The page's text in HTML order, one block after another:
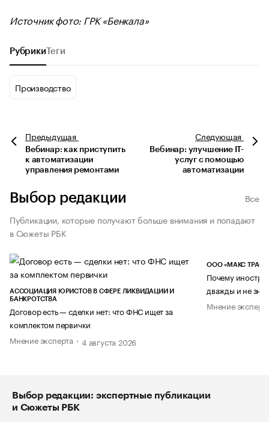
Источник фото: ГРК «Бенкала»
Рубрики Теги
Производство
Предыдущая
Вебинар: как приступить
к автоматизации
управления ремонтами
Следующая
Вебинар: улучшение IT-
услуг с помощью
автоматизации
Выбор редакции
Все
Публикации, которые получают больше внимания и попадают
в Сюжеты РБК
АССОЦИАЦИЯ ЮРИСТОВ В СФЕРЕ ЛИКВИДАЦИИ И
БАНКРОТСТВА
Договор есть — сделки нет: что ФНС ищет за
комплектом первички
Мнение эксперта
4 августа 2026
ООО «МАКС ТРАСТ»
Почему
дважды и не
Мнение
Выбор редакции: экспертные публикации
и Сюжеты РБК